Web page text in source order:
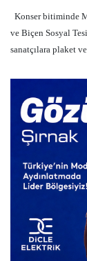
Konser bitiminde
ve Biçen Sosyal
sanatçılara plaket